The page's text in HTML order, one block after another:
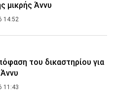
μικρής Άννυ
14:52
του δικαστηρίου για
11:43